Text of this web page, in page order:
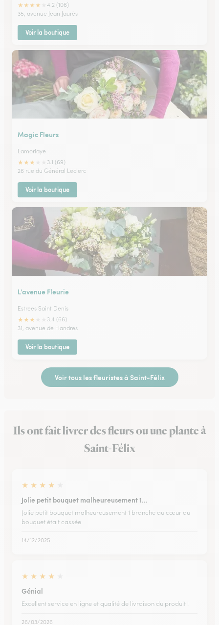
★★★★
4.2 (106)
35, avenue Jean Jaurès
Voir la boutique
Magic Fleurs
Lamorlaye
★★★
3.1 (69)
26 rue du Général Leclerc
Voir la boutique
L’avenue Fleurie
Estrees Saint Denis
★★★
3.4 (66)
31, avenue de Flandres
Voir la boutique
Voir tous les fleuristes à Saint-Félix
Ils ont fait livrer des fleurs ou une plante à
Saint-Félix
★ ★ ★ ★
Jolie petit bouquet malheureusement 1…
Jolie petit bouquet malheureusement 1 branche au cœur du
bouquet était cassée
14/12/2025
★ ★ ★ ★
Génial
Excellent service en ligne et qualité de livraison du produit !
26/03/2026